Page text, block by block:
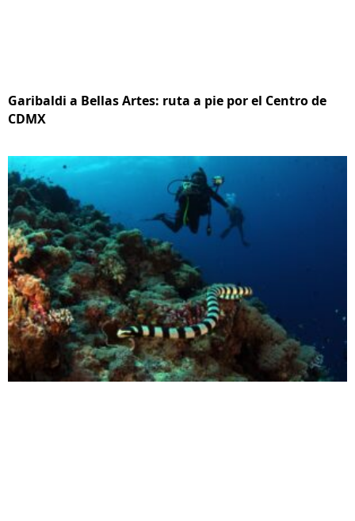
Garibaldi a Bellas Artes: ruta a pie por el Centro de
CDMX